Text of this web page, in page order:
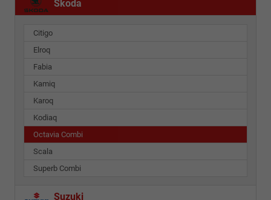
Skoda
Citigo
Elroq
Fabia
Kamiq
Karoq
Kodiaq
Octavia Combi
Scala
Superb Combi
Suzuki